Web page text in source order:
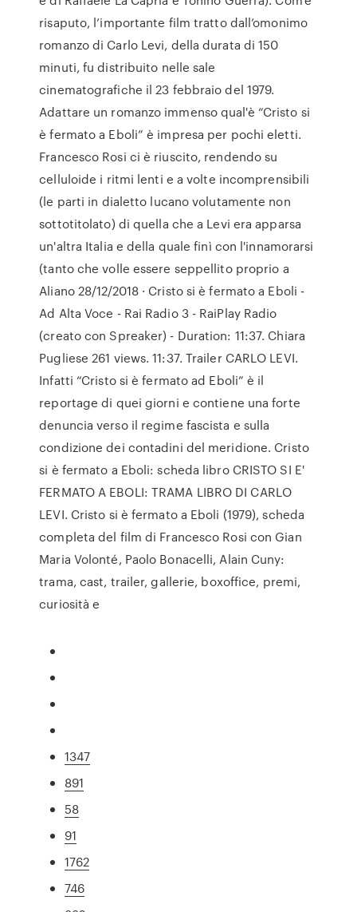
risaputo, l’importante film tratto dall’omonimo
romanzo di Carlo Levi, della durata di 150
minuti, fu distribuito nelle sale
cinematografiche il 23 febbraio del 1979.
Adattare un romanzo immenso qual'è “Cristo si
è fermato a Eboli” è impresa per pochi eletti.
Francesco Rosi ci è riuscito, rendendo su
celluloide i ritmi lenti e a volte incomprensibili
(le parti in dialetto lucano volutamente non
sottotitolato) di quella che a Levi era apparsa
un'altra Italia e della quale finì con l'innamorarsi
(tanto che volle essere seppellito proprio a
Aliano 28/12/2018 · Cristo si è fermato a Eboli -
Ad Alta Voce - Rai Radio 3 - RaiPlay Radio
(creato con Spreaker) - Duration: 11:37. Chiara
Pugliese 261 views. 11:37. Trailer CARLO LEVI.
Infatti “Cristo si è fermato ad Eboli” è il
reportage di quei giorni e contiene una forte
denuncia verso il regime fascista e sulla
condizione dei contadini del meridione. Cristo
si è fermato a Eboli: scheda libro CRISTO SI E'
FERMATO A EBOLI: TRAMA LIBRO DI CARLO
LEVI. Cristo si è fermato a Eboli (1979), scheda
completa del film di Francesco Rosi con Gian
Maria Volonté, Paolo Bonacelli, Alain Cuny:
trama, cast, trailer, gallerie, boxoffice, premi,
curiosità e
1347
891
58
91
1762
746